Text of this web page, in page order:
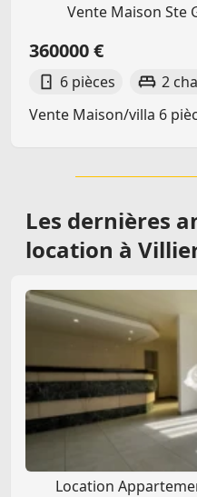
Vente Maison Ste
360000 €
6 pièces 2
Vente Maison/villa 6
Les dernières
location à
Location